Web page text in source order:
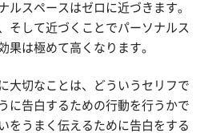
ルスペースはゼロに近づきます。
そして近づくことでパーソナルス
果は極めて高くなります。
大切なことは、どういうセリフで
に告白するための行動を行うかで
をうまく伝えるために告白をする